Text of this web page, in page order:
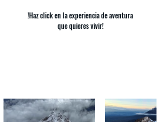
!Haz click en la experiencia de aventura
que quieres vivir!